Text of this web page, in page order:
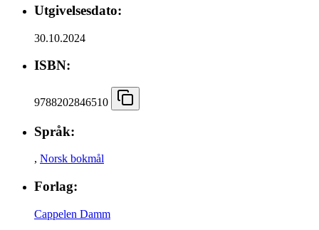
Utgivelsesdato:
30.10.2024
ISBN:
9788202846510
Språk:
, Norsk bokmål
Forlag:
Cappelen Damm